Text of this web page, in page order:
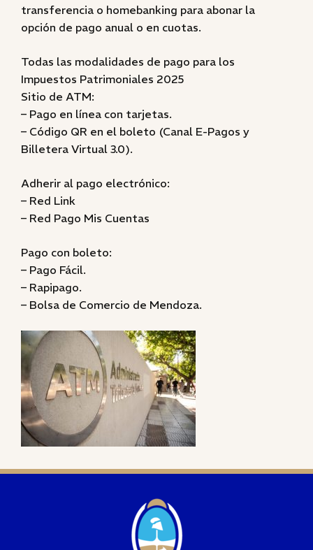
transferencia o homebanking para abonar la
opción de pago anual o en cuotas.
Todas las modalidades de pago para los
Impuestos Patrimoniales 2025
Sitio de ATM:
– Pago en línea con tarjetas.
– Código QR en el boleto (Canal E-Pagos y
Billetera Virtual 3.0).
Adherir al pago electrónico:
– Red Link
– Red Pago Mis Cuentas
Pago con boleto:
– Pago Fácil.
– Rapipago.
– Bolsa de Comercio de Mendoza.